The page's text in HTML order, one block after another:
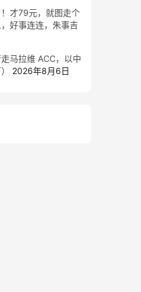
才79元，就图走个
好事连连，朱事吉
马拉维 ACC，以中
2026年8月6日